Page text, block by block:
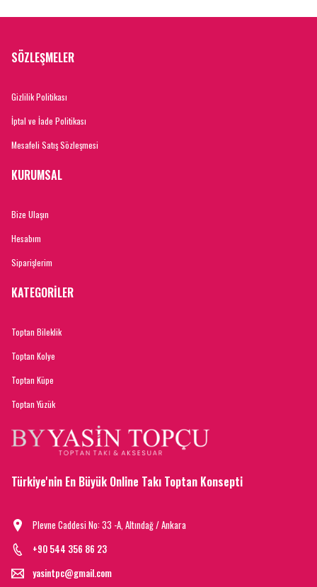
SÖZLEŞMELER
Gizlilik Politikası
İptal ve İade Politikası
Mesafeli Satış Sözleşmesi
KURUMSAL
Bize Ulaşın
Hesabım
Siparişlerim
KATEGORİLER
Toptan Bileklik
Toptan Kolye
Toptan Küpe
Toptan Yüzük
Türkiye'nin En Büyük Online Takı Toptan Konsepti
Plevne Caddesi No: 33 -A, Altındağ / Ankara
+90 544 356 86 23
yasintpc@gmail.com